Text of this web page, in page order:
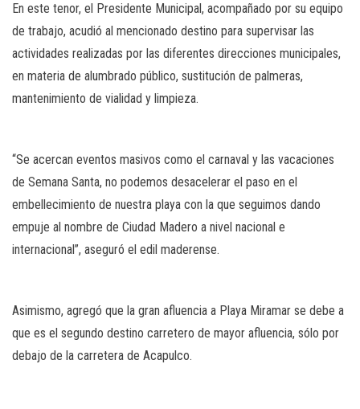
En este tenor, el Presidente Municipal, acompañado por su equipo
de trabajo, acudió al mencionado destino para supervisar las
actividades realizadas por las diferentes direcciones municipales,
en materia de alumbrado público, sustitución de palmeras,
mantenimiento de vialidad y limpieza.
“Se acercan eventos masivos como el carnaval y las vacaciones
de Semana Santa, no podemos desacelerar el paso en el
embellecimiento de nuestra playa con la que seguimos dando
empuje al nombre de Ciudad Madero a nivel nacional e
internacional”, aseguró el edil maderense.
Asimismo, agregó que la gran afluencia a Playa Miramar se debe a
que es el segundo destino carretero de mayor afluencia, sólo por
debajo de la carretera de Acapulco.